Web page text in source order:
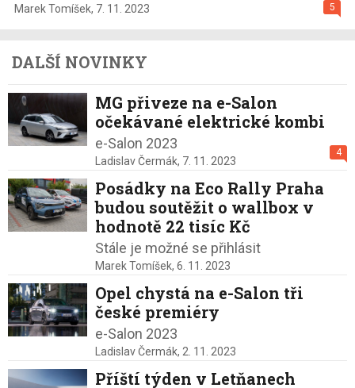
5
Marek Tomíšek, 7. 11. 2023
DALŠÍ NOVINKY
MG přiveze na e-Salon
očekávané elektrické kombi
e-Salon 2023
4
Ladislav Čermák, 7. 11. 2023
Posádky na Eco Rally Praha
budou soutěžit o wallbox v
hodnotě 22 tisíc Kč
Stále je možné se přihlásit
Marek Tomíšek, 6. 11. 2023
Opel chystá na e-Salon tři
české premiéry
e-Salon 2023
Ladislav Čermák, 2. 11. 2023
Příští týden v Letňanech